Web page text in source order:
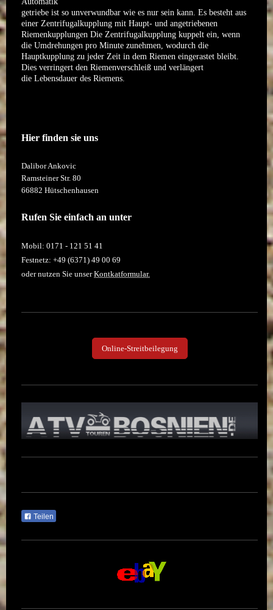
getriebe ist so unverwundbar wie es nur sein kann. Es besteht aus
einer Zentrifugalkupplung mit Haupt- und angetriebenen
Riemenkupplungen Die Zentrifugalkupplung kuppelt ein, wenn
die Umdrehungen pro Minute zunehmen, wodurch die
Hauptkupplung zu jeder Zeit in dem Riemen eingerastet bleibt.
Dies verringert den Riemenverschleiß und verlängert
die Lebensdauer des Riemens.
Hier finden sie uns
Dalibor Ankovic
Ramsteiner Str. 80
66882 Hütschenhausen
Rufen Sie einfach an unter
Mobil: 0171 - 121 51 41
Festnetz: +49 (6371) 49 00 69
oder nutzen Sie unser Kontkatformular.
Online-Streitbeilegung
Teilen